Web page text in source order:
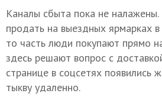
Каналы сбыта пока не
продать на выездных ярмарках
то часть люди покупают прямо
здесь решают вопрос с
странице в соцсетях появились
тыкву удаленно.